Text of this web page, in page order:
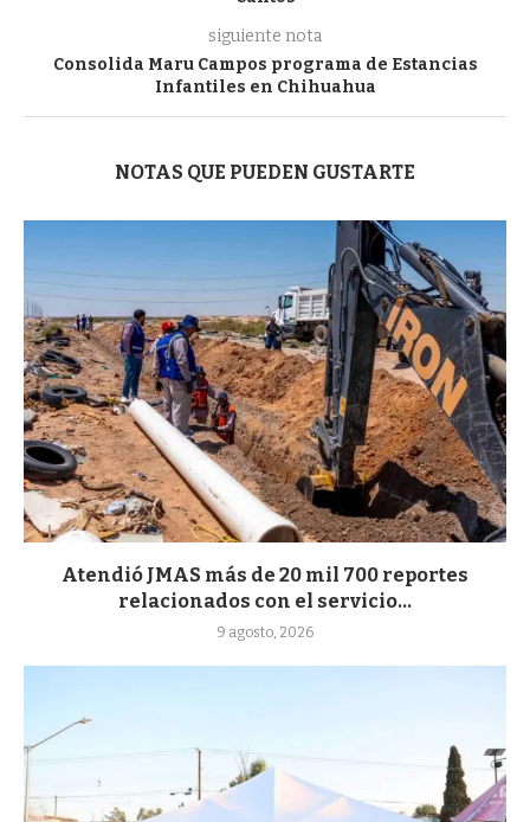
siguiente nota
Consolida Maru Campos programa de Estancias
Infantiles en Chihuahua
NOTAS QUE PUEDEN GUSTARTE
Atendió JMAS más de 20 mil 700 reportes
relacionados con el servicio...
9 agosto, 2026